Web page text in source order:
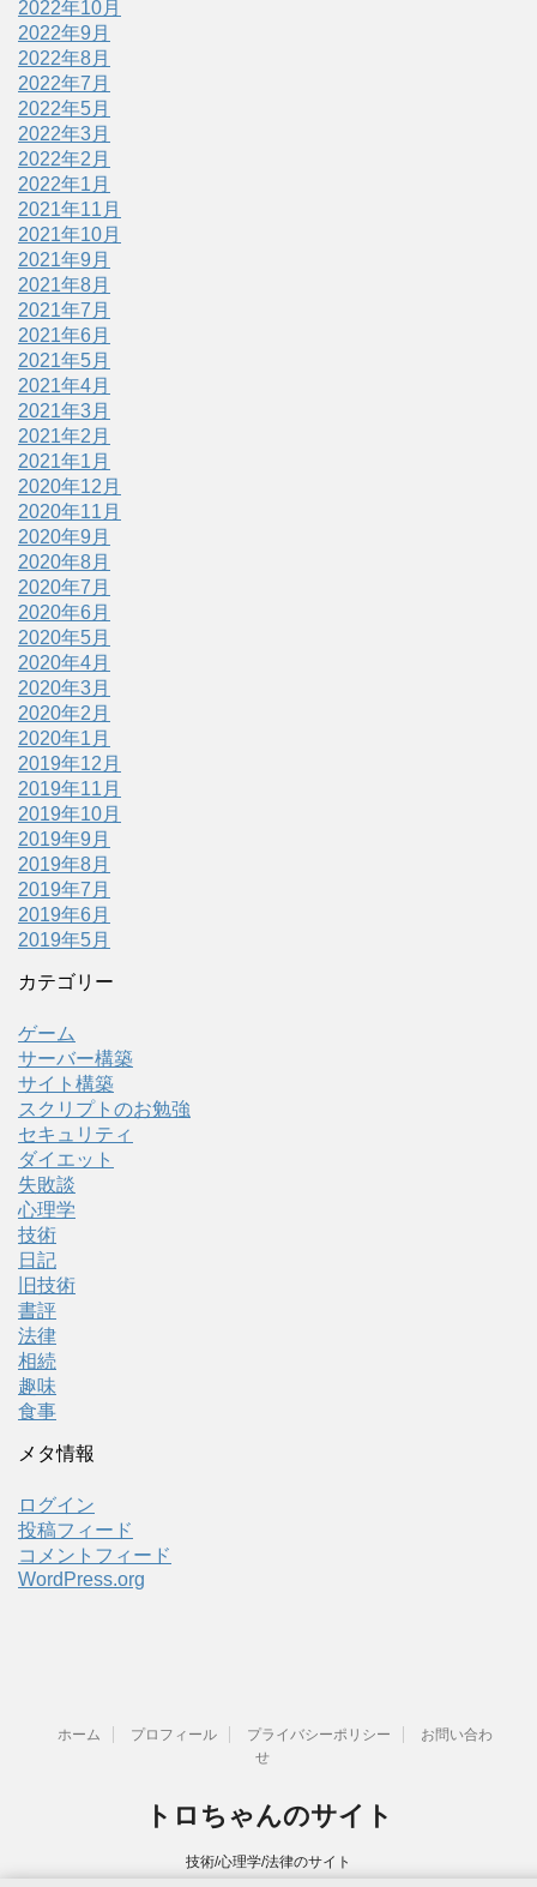
2022年10月
2022年9月
2022年8月
2022年7月
2022年5月
2022年3月
2022年2月
2022年1月
2021年11月
2021年10月
2021年9月
2021年8月
2021年7月
2021年6月
2021年5月
2021年4月
2021年3月
2021年2月
2021年1月
2020年12月
2020年11月
2020年9月
2020年8月
2020年7月
2020年6月
2020年5月
2020年4月
2020年3月
2020年2月
2020年1月
2019年12月
2019年11月
2019年10月
2019年9月
2019年8月
2019年7月
2019年6月
2019年5月
カテゴリー
ゲーム
サーバー構築
サイト構築
スクリプトのお勉強
セキュリティ
ダイエット
失敗談
心理学
技術
日記
旧技術
書評
法律
相続
趣味
食事
メタ情報
ログイン
投稿フィード
コメントフィード
WordPress.org
ホーム プロフィール プライバシーポリシー
お問い合わ
せ
トロちゃんのサイト
技術/心理学/法律のサイト